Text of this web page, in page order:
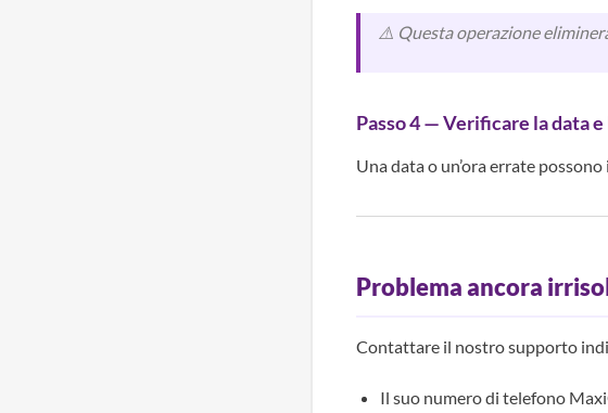
⚠️ Questa operazione
Passo 4 — Verificare la data e
Una data o un’ora errate
Problema ancora
Contattare il nostro supporto
Il suo numero di telefono